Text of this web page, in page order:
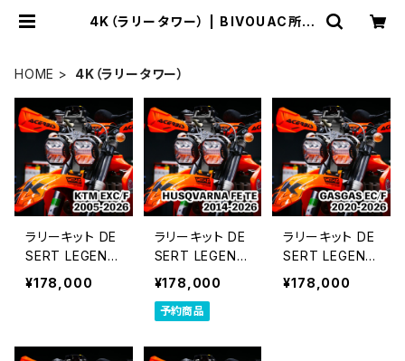
4K（ラリータワー） | BIVOUAC所沢
HOME 4K（ラリータワー）
ラリーキット DE
SERT LEGEND
｜KTM EXC/F
2005-2026
¥178,000
ラリーキット DE
SERT LEGEND
｜HUSQVARN
A FE TE 2014-
2026
¥178,000
予約商品
ラリーキット DE
SERT LEGEND
｜GASGAS EC/
F 2020-2026
¥178,000